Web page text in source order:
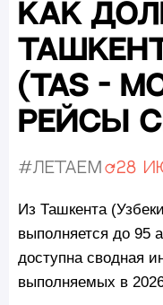
Как
(TAS -
рейсы
#Летаем 28
Из Ташкента
выполняется до 95
доступна сводная
выполняемых в